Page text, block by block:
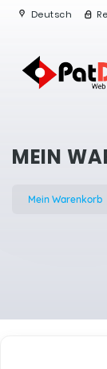
Deutsch
MEIN
Mein Warenkorb